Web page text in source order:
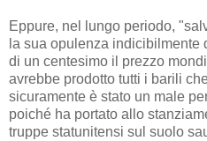
Eppure, nel lungo periodo,
la sua opulenza indicibilmente
di un centesimo il prezzo
avrebbe prodotto tutti i barili
sicuramente è stato un male
poiché ha portato allo
truppe statunitensi sul suolo